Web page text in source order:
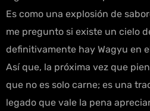
Es como una explosión de
me pregunto si existe un cielo
definitivamente hay Wagyu en
Así que, la próxima vez que
que no es solo carne; es una
legado que vale la pena